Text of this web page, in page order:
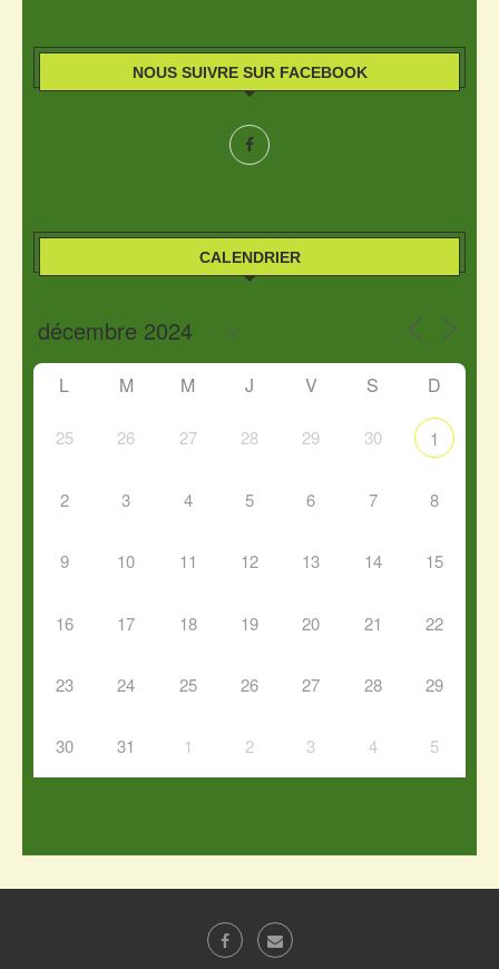
NOUS SUIVRE SUR FACEBOOK
CALENDRIER
L M M J V S D
25 26 27 28 29 30 1
2 3 4 5 6 7 8
9 10 11 12 13 14 15
16 17 18 19 20 21 22
23 24 25 26 27 28 29
30 31 1 2 3 4 5